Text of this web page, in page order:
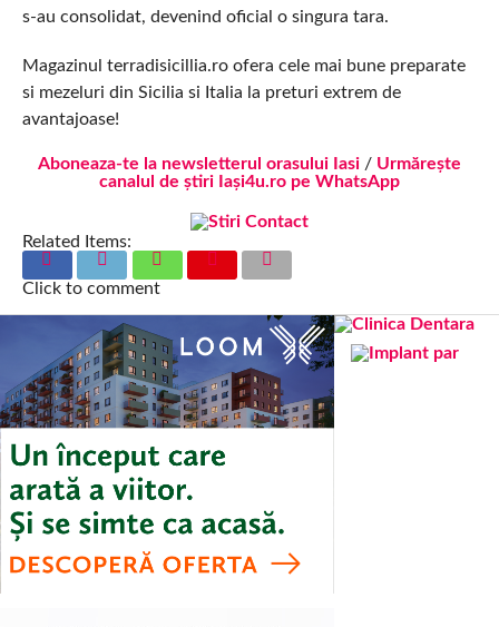
s-au consolidat, devenind oficial o singura tara.
Magazinul terradisicillia.ro ofera cele mai bune preparate
si mezeluri din Sicilia si Italia la preturi extrem de
avantajoase!
Aboneaza-te la newsletterul orasului Iasi/ Urmărește
canalul de știri Iași4u.ro pe WhatsApp
Related Items:
Click to comment